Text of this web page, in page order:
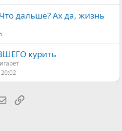
дальше? Ах да, жизнь
курить
Электронная почта
Ссылка